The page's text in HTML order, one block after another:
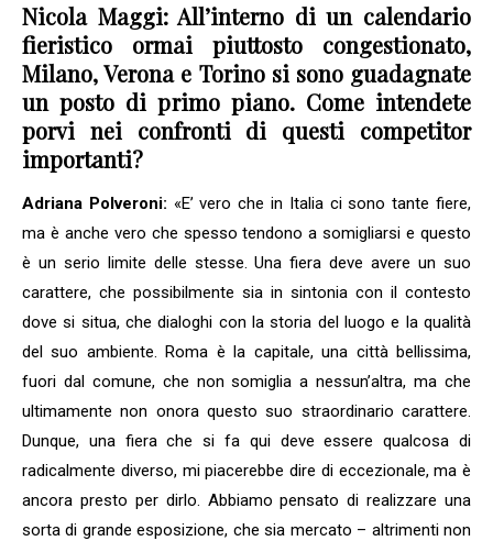
Nicola Maggi: All’interno di un calendario
fieristico ormai piuttosto congestionato,
Milano, Verona e Torino si sono guadagnate
un posto di primo piano. Come intendete
porvi nei confronti di questi competitor
importanti?
Adriana Polveroni: «E’ vero che in Italia ci sono tante fiere,
ma è anche vero che spesso tendono a somigliarsi e questo
è un serio limite delle stesse. Una fiera deve avere un suo
carattere, che possibilmente sia in sintonia con il contesto
dove si situa, che dialoghi con la storia del luogo e la qualità
del suo ambiente. Roma è la capitale, una città bellissima,
fuori dal comune, che non somiglia a nessun’altra, ma che
ultimamente non onora questo suo straordinario carattere.
Dunque, una fiera che si fa qui deve essere qualcosa di
radicalmente diverso, mi piacerebbe dire di eccezionale, ma è
ancora presto per dirlo. Abbiamo pensato di realizzare una
sorta di grande esposizione, che sia mercato – altrimenti non